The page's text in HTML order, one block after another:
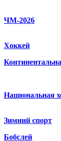
ЧМ-2026
Хоккей
Национальная
Зимний спорт
Бобслей